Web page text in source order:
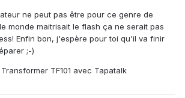
ne peut pas être pour ce genre de
monde maitrisait le flash ça ne serait pas
Enfin bon, j'espère pour toi qu'il va finir
;-)
TF101 avec Tapatalk